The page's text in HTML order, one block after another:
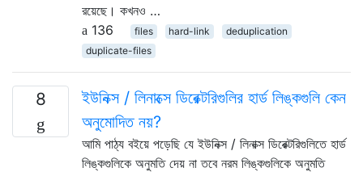
রয়েছে। কখনও …
136
files hard-link
deduplication
duplicate-files
8
ইউনিক্স / লিনাক্সে ডিরেক্টরিগুলির হার্ড লিঙ্কগুলি কেন
অনুমোদিত নয়?
আমি পাঠ্য বইয়ে পড়েছি যে ইউনিক্স / লিনাক্স ডিরেক্টরিগুলিতে হার্ড
লিঙ্কগুলিকে অনুমতি দেয় না তবে নরম লিঙ্কগুলিকে অনুমতি